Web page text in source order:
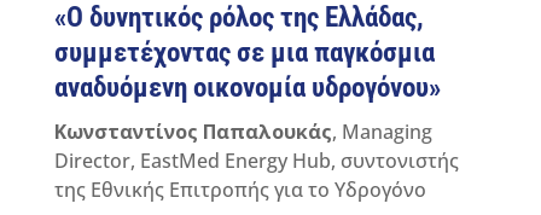
«Ο δυνητικός ρόλος της Ελλάδας,
συμμετέχοντας σε μια παγκόσμια
αναδυόμενη οικονομία υδρογόνου»
Κωνσταντίνος Παπαλουκάς, Managing
Director, EastMed Energy Hub, συντονιστής
της Εθνικής Επιτροπής για το Υδρογόνο